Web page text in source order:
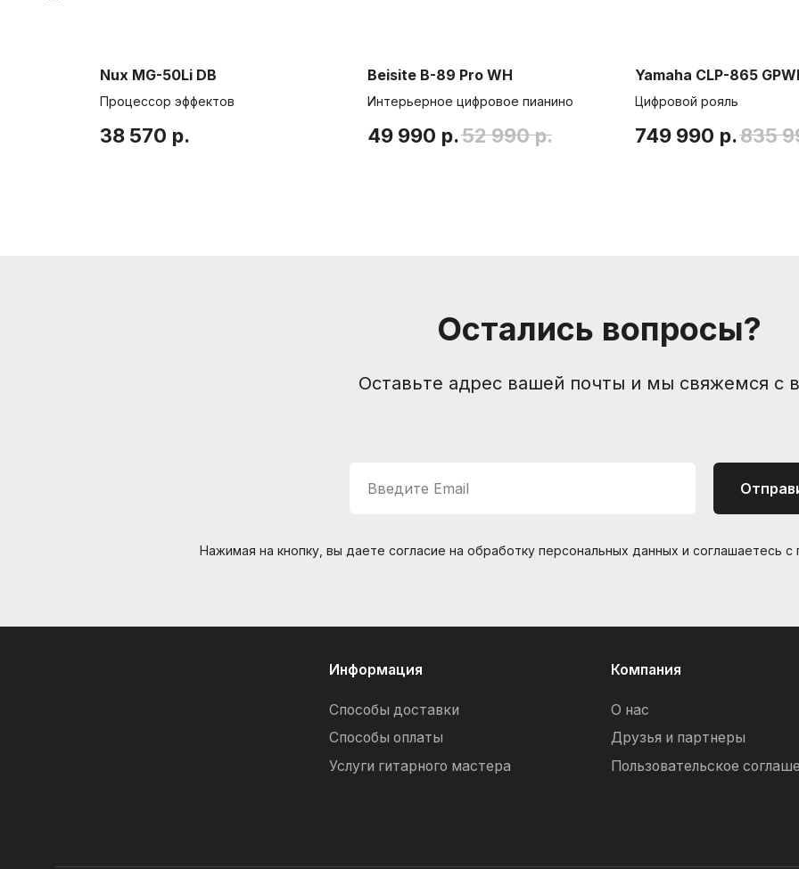
Nux MG-50Li DB
Процессор эффектов
38 570 р.
Beisite B-89 Pro WH
Интерьерное цифровое пианино
49 990 р.52 990 р.
Yamaha CLP-865
Цифровой рояль
749 990 р.835
Остались вопросы?
Оставьте адрес вашей почты и мы свяжемся с
Введите Email
Нажимая на кнопку, вы даете согласие на обработку персональных данных и соглашаетесь c
+7 (905) 257-13-85